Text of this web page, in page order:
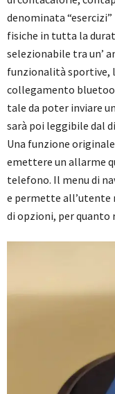
denominata
fisiche in tutta la
selezionabile tra un’
funzionalità sportive,
collegamento
tale da poter inviare
sarà poi leggibile dal
Una funzione
emettere un allarme
telefono. Il menu di
e permette all’utente
di opzioni, per quanto